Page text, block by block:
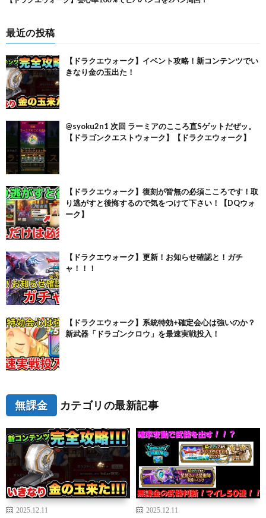
最近の投稿
【ドラクエウォーク】イベント攻略！新コンテンツでい
きなり金の玉出た！
@syoku2n1 次回 ラーミアのこころ直Sゲットだぜッ。
【ドラゴンクエストウォーク】【ドラクエウォーク】
【ドラクエウォーク】復刻が皆無の必須こころです！取
り逃がすと後悔するので気をつけて下さい！【DQウォ
ーク】
【ドラクエウォーク】更新！お知らせ確認と！ガチ
ャ！！！
【ドラクエウォーク】系統特効+確定会心は強いのか？
新武器「ドラゴンクロウ」を最速実戦投入！
無課金 カテゴリの最新記事
2025.12.11 2025.12.11